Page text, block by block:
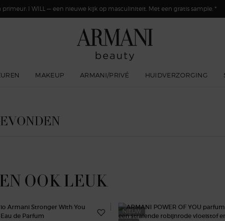
primeur: I WILL — een nieuwe kijk op masculiniteit. Met een gratis sample. *
MAKEUP ARMANI/PRIVÉ HUIDVERZORGING
OOK LEUK
NIEUW